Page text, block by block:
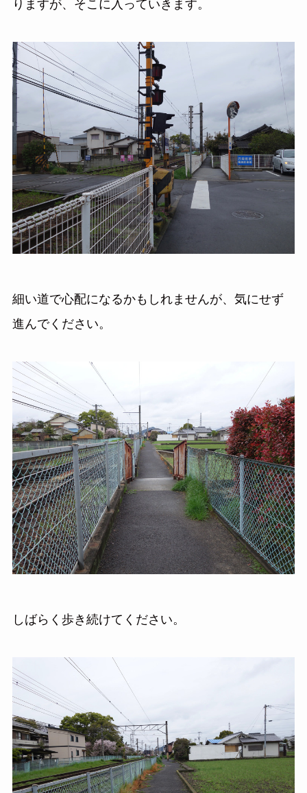
りますが、そこに入っていきます。
細い道で心配になるかもしれませんが、気にせず
進んでください。
しばらく歩き続けてください。